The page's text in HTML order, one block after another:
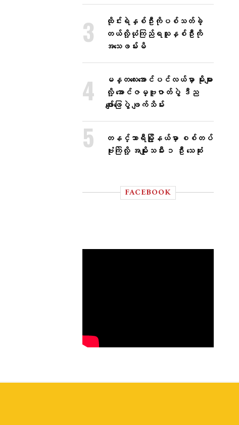
ထိုင်းရဲနှစ်ဦးကိုပစ်သတ်ခဲ့
တယ်လို့ယုံကြည်ရသူနှစ်ဦးကို
အသေဖမ်းမိ
မန္တလေးအောင်ပင်လယ်မှာ မိုးများ
လို့ အောင်ဇမ္ဗူဇာတ်ပွဲ ဒီည
ဖျော်ဖြေပွဲ ဖျက်သိမ်း
တနင်္သာရီမြို့နယ်မှာ စစ်တပ်
ဗုံးကြဲလို့ အမျိုးသမီး ၁ ဦး သေဆုံး
FACEBOOK